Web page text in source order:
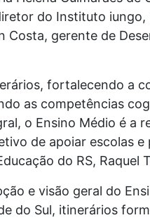
do Instituto
Costa, gerente de
fortalecendo a
as competências
o Ensino Médio é a
de apoiar escolas e
do RS, Raquel
e visão geral do
do Sul, itinerários